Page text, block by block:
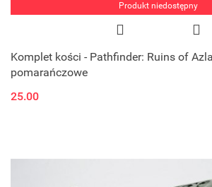
Produkt niedostępny
Komplet kości - Pathfinder: Ruins of
pomarańczowe
25.00